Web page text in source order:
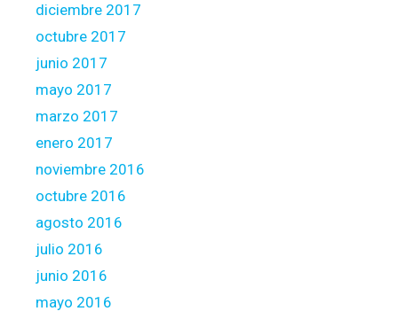
diciembre 2017
octubre 2017
junio 2017
mayo 2017
marzo 2017
enero 2017
noviembre 2016
octubre 2016
agosto 2016
julio 2016
junio 2016
mayo 2016